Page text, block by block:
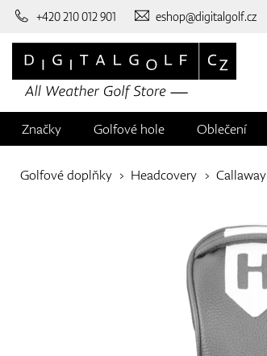
+420 210 012 901 eshop@digitalgolf.cz
Značky Golfové hole Oblečení
Golfové doplňky Headcovery Callaway